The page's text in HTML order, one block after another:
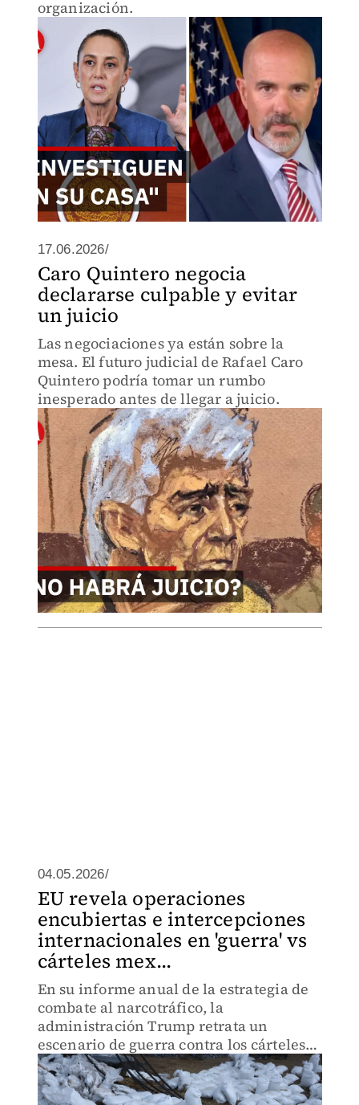
organización.
17.06.2026/
Caro Quintero negocia
declararse culpable y evitar
un juicio
Las negociaciones ya están sobre la
mesa. El futuro judicial de Rafael Caro
Quintero podría tomar un rumbo
inesperado antes de llegar a juicio.
04.05.2026/
EU revela operaciones
encubiertas e intercepciones
internacionales en 'guerra' vs
cárteles mex...
En su informe anual de la estrategia de
combate al narcotráfico, la
administración Trump retrata un
escenario de guerra contra los cárteles
mexicanos, y el uso de nuevas
estrategias y de recursos
extraterritoriales para diezmarlos.